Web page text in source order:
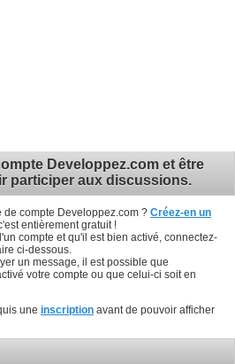
Developpez.com et être
participer aux discussions.
de compte Developpez.com ? Créez-en un
c'est entièrement gratuit !
compte et qu'il est bien activé, connectez-
ci-dessous.
un message, il est possible que
votre compte ou que celui-ci soit en
une inscription avant de pouvoir afficher